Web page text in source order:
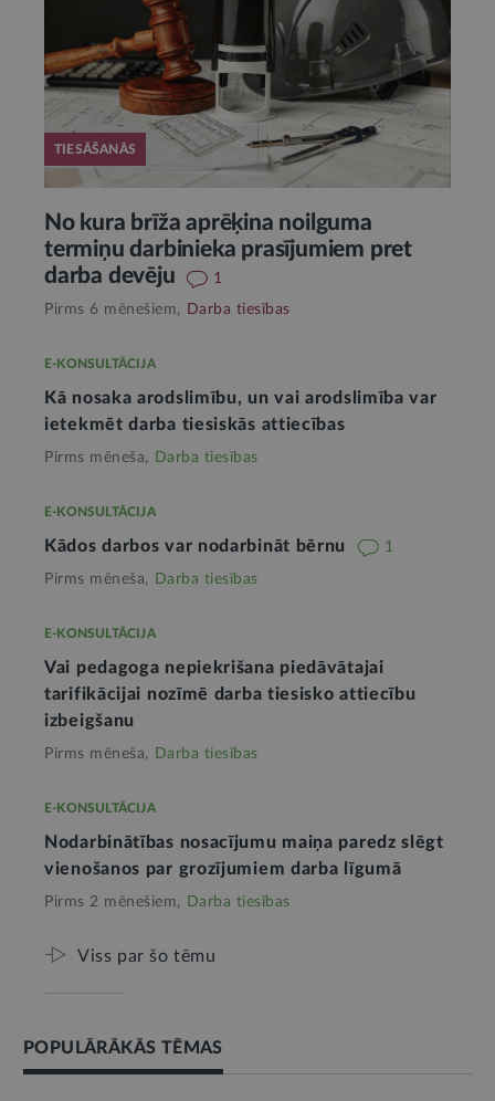
TIESĀŠANĀS
No kura brīža aprēķina noilguma
termiņu darbinieka prasījumiem pret
darba devēju
1
Pirms 6 mēnešiem, Darba tiesības
E-KONSULTĀCIJA
Kā nosaka arodslimību, un vai arodslimība var
ietekmēt darba tiesiskās attiecības
Pirms mēneša, Darba tiesības
E-KONSULTĀCIJA
Kādos darbos var nodarbināt bērnu 1
Pirms mēneša, Darba tiesības
E-KONSULTĀCIJA
Vai pedagoga nepiekrišana piedāvātajai
tarifikācijai nozīmē darba tiesisko attiecību
izbeigšanu
Pirms mēneša, Darba tiesības
E-KONSULTĀCIJA
Nodarbinātības nosacījumu maiņa paredz slēgt
vienošanos par grozījumiem darba līgumā
Pirms 2 mēnešiem, Darba tiesības
Viss par šo tēmu
POPULĀRĀKĀS TĒMAS